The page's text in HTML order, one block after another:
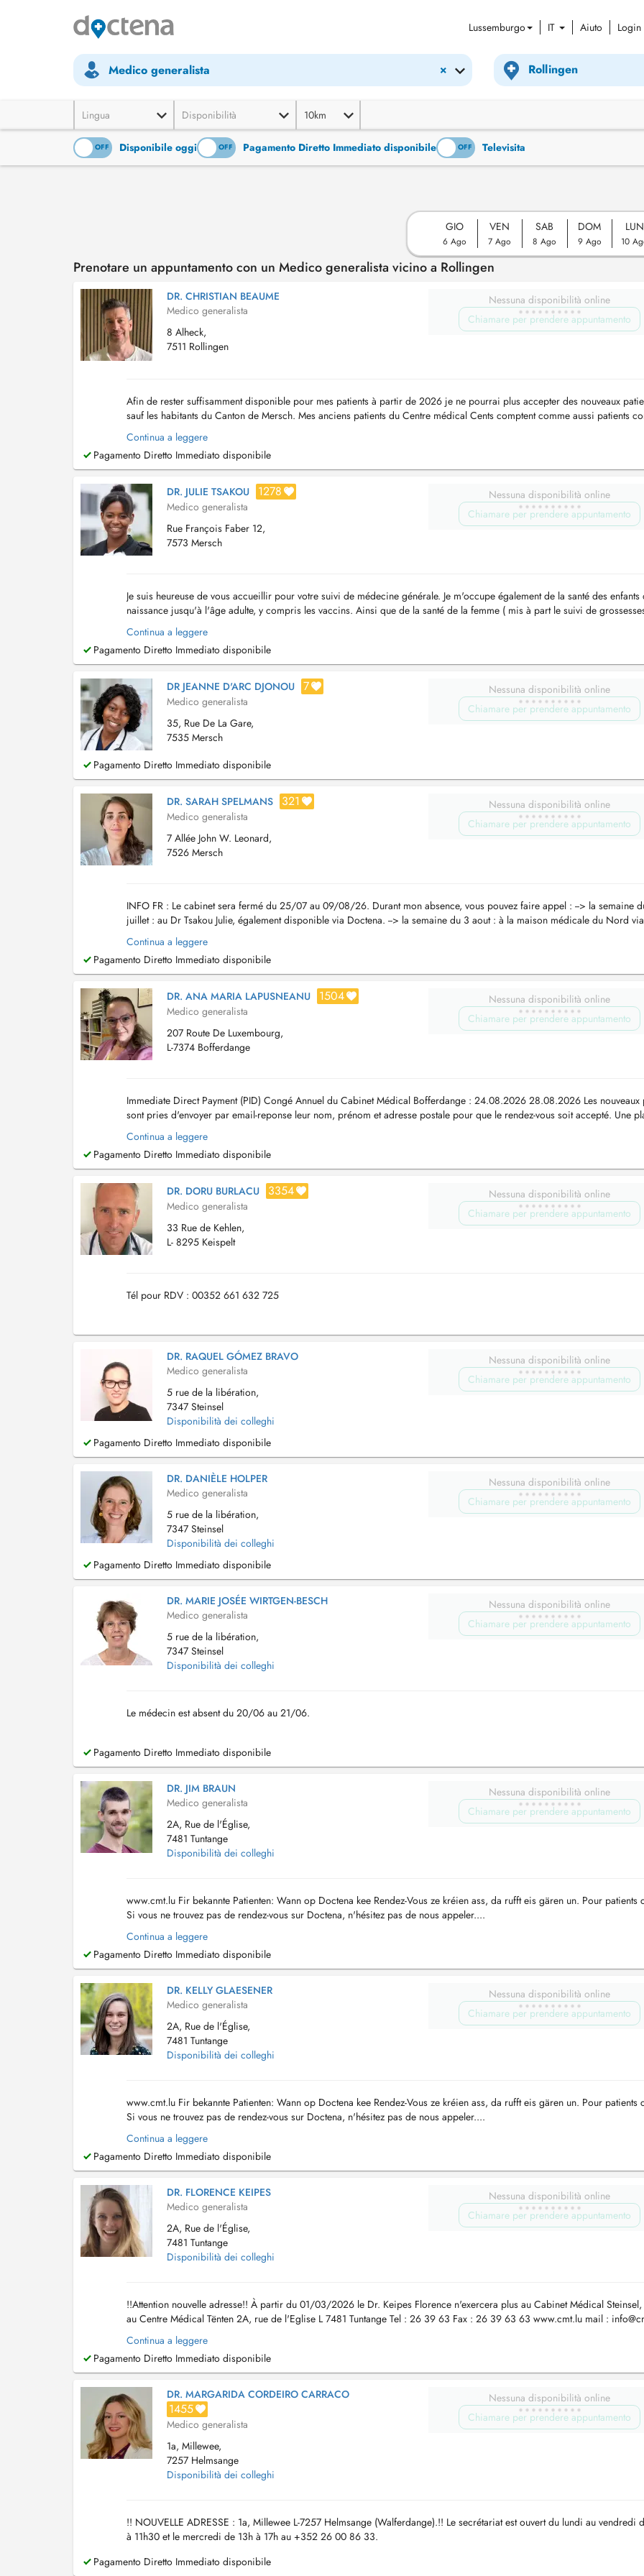
Lussemburgo IT Aiuto Login
×
Medico generalista
Lingua Disponibilità 10km
OFF Disponibile oggi
ON OFF Pagamento Diretto Immediato disponibile
ON OFF Televisita
GIO
6 Ago
VEN
7 Ago
SAB
8 Ago
DOM
9 Ago
LUN
10
Prenotare un appuntamento con un Medico generalista vicino a Rollingen
DR. CHRISTIAN BEAUME
Medico generalista
8 Alheck,
7511 Rollingen
Nessuna disponibilità online
Chiamare per prendere appuntamento
Afin de rester suffisamment disponible pour mes patients à partir de 2026 je ne pourrai plus accepter des nouveaux
sauf les habitants du Canton de Mersch. Mes anciens patients du Centre médical Cents comptent comme aussi patients
Pendant les vacances d'été le cabinet sera fermé du ...
Continua a leggere
Pagamento Diretto Immediato disponibile
DR. JULIE TSAKOU 1278
Medico generalista
Rue François Faber 12,
7573 Mersch
Nessuna disponibilità online
Chiamare per prendere appuntamento
Je suis heureuse de vous accueillir pour votre suivi de médecine générale. Je m'occupe également de la santé des enfants
naissance jusqu'à l'âge adulte, y compris les vaccins. Ainsi que de la santé de la femme ( mis à part le suivi de
réalise également des échographies abdomin...
Continua a leggere
Pagamento Diretto Immediato disponibile
DR JEANNE D'ARC DJONOU 7
Medico generalista
35, Rue De La Gare,
7535 Mersch
Nessuna disponibilità online
Chiamare per prendere appuntamento
Pagamento Diretto Immediato disponibile
DR. SARAH SPELMANS 321
Medico generalista
7 Allée John W. Leonard,
7526 Mersch
Nessuna disponibilità online
Chiamare per prendere appuntamento
INFO FR : Le cabinet sera fermé du 25/07 au 09/08/26. Durant mon absence, vous pouvez faire appel : --> la semaine
juillet : au Dr Tsakou Julie, également disponible via Doctena. --> la semaine du 3 aout : à la maison médicale du Nord
en soirée et le weekend. EN : The office ...
Continua a leggere
Pagamento Diretto Immediato disponibile
DR. ANA MARIA LAPUSNEANU 1504
Medico generalista
207 Route De Luxembourg,
L-7374 Bofferdange
Nessuna disponibilità online
Chiamare per prendere appuntamento
Immediate Direct Payment (PID) Congé Annuel du Cabinet Médical Bofferdange : 24.08.2026 28.08.2026 Les nouveaux
sont pries d'envoyer par email-reponse leur nom, prénom et adresse postale pour que le rendez-vous soit accepté. Une
horaire par patient svp Consultation pour...
Continua a leggere
Pagamento Diretto Immediato disponibile
DR. DORU BURLACU 3354
Medico generalista
33 Rue de Kehlen,
L- 8295 Keispelt
Nessuna disponibilità online
Chiamare per prendere appuntamento
Tél pour RDV : 00352 661 632 725
DR. RAQUEL GÓMEZ BRAVO
Medico generalista
5 rue de la libération,
7347 Steinsel
Disponibilità dei colleghi
Nessuna disponibilità online
Chiamare per prendere appuntamento
Pagamento Diretto Immediato disponibile
DR. DANIÈLE HOLPER
Medico generalista
5 rue de la libération,
7347 Steinsel
Disponibilità dei colleghi
Nessuna disponibilità online
Chiamare per prendere appuntamento
Pagamento Diretto Immediato disponibile
DR. MARIE JOSÉE WIRTGEN-BESCH
Medico generalista
5 rue de la libération,
7347 Steinsel
Disponibilità dei colleghi
Nessuna disponibilità online
Chiamare per prendere appuntamento
Le médecin est absent du 20/06 au 21/06.
Pagamento Diretto Immediato disponibile
DR. JIM BRAUN
Medico generalista
2A, Rue de l'Église,
7481 Tuntange
Disponibilità dei colleghi
Nessuna disponibilità online
Chiamare per prendere appuntamento
www.cmt.lu Fir bekannte Patienten: Wann op Doctena kee Rendez-Vous ze kréien ass, da rufft eis gären un. Pour patients
Si vous ne trouvez pas de rendez-vous sur Doctena, n'hésitez pas de nous appeler....
Continua a leggere
Pagamento Diretto Immediato disponibile
DR. KELLY GLAESENER
Medico generalista
2A, Rue de l'Église,
7481 Tuntange
Disponibilità dei colleghi
Nessuna disponibilità online
Chiamare per prendere appuntamento
www.cmt.lu Fir bekannte Patienten: Wann op Doctena kee Rendez-Vous ze kréien ass, da rufft eis gären un. Pour patients
Si vous ne trouvez pas de rendez-vous sur Doctena, n'hésitez pas de nous appeler....
Continua a leggere
Pagamento Diretto Immediato disponibile
DR. FLORENCE KEIPES
Medico generalista
2A, Rue de l'Église,
7481 Tuntange
Disponibilità dei colleghi
Nessuna disponibilità online
Chiamare per prendere appuntamento
!!Attention nouvelle adresse!! À partir du 01/03/2026 le Dr. Keipes Florence n'exercera plus au Cabinet Médical
au Centre Médical Tënten 2A, rue de l'Eglise L 7481 Tuntange Tel : 26 39 63 Fax : 26 39 63 63 www.cmt.lu mail :
Dr Keipes remplace également le...
Continua a leggere
Pagamento Diretto Immediato disponibile
DR. MARGARIDA CORDEIRO CARRACO
1455
Medico generalista
1a, Millewee,
7257 Helmsange
Disponibilità dei colleghi
Nessuna disponibilità online
Chiamare per prendere appuntamento
!! NOUVELLE ADRESSE : 1a, Millewee L-7257 Helmsange (Walferdange).!! Le secrétariat est ouvert du lundi au vendredi
à 11h30 et le mercredi de 13h à 17h au +352 26 00 86 33.
Pagamento Diretto Immediato disponibile